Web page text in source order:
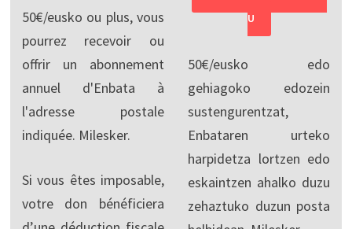
50€/eusko ou plus, vous
pourrez recevoir ou
offrir un abonnement
annuel d'Enbata à
l'adresse postale
indiquée. Milesker.
Si vous êtes imposable,
votre don bénéficiera
U
50€/eusko edo
gehiagoko edozein
sustengurentzat,
Enbataren urteko
harpidetza lortzen edo
eskaintzen ahalko duzu
zehaztuko duzun posta